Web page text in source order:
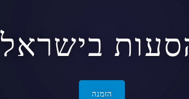
בישראל
הזמנה